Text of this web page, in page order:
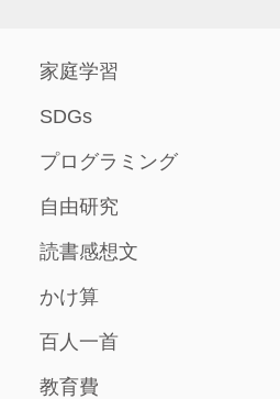
家庭学習
SDGs
プログラミング
自由研究
読書感想文
かけ算
百人一首
教育費